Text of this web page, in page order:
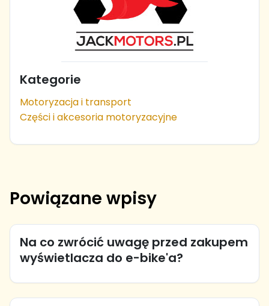
Kategorie
Motoryzacja i transport
Części i akcesoria motoryzacyjne
Powiązane wpisy
Na co zwrócić uwagę przed zakupem
wyświetlacza do e-bike'a?